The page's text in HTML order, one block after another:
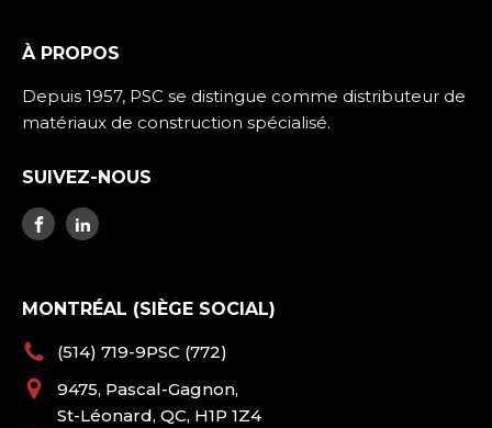
À PROPOS
Depuis 1957, PSC se distingue comme distributeur de
matériaux de construction spécialisé.
SUIVEZ-NOUS
MONTRÉAL (SIÈGE SOCIAL)
(514) 719-9PSC (772)
9475, Pascal-Gagnon,
St-Léonard, QC, H1P 1Z4